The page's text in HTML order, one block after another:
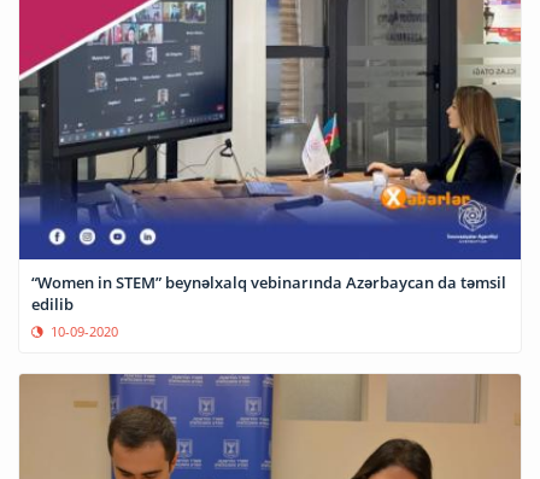
“Women in STEM” beynəlxalq vebinarında Azərbaycan da təmsil
edilib
10-09-2020